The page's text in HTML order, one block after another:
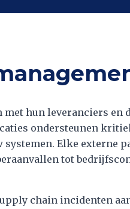
hun leveranciers en
ondersteunen
systemen. Elke externe
tot
chain incidenten